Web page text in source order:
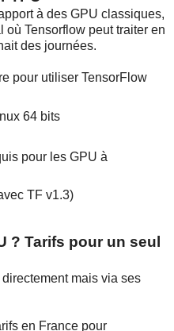
à des GPU classiques,
où Tensorflow peut traiter en
des journées.
pour utiliser TensorFlow
64 bits
pour les GPU à
TF v1.3)
? Tarifs pour un seul
mais via ses
en France pour